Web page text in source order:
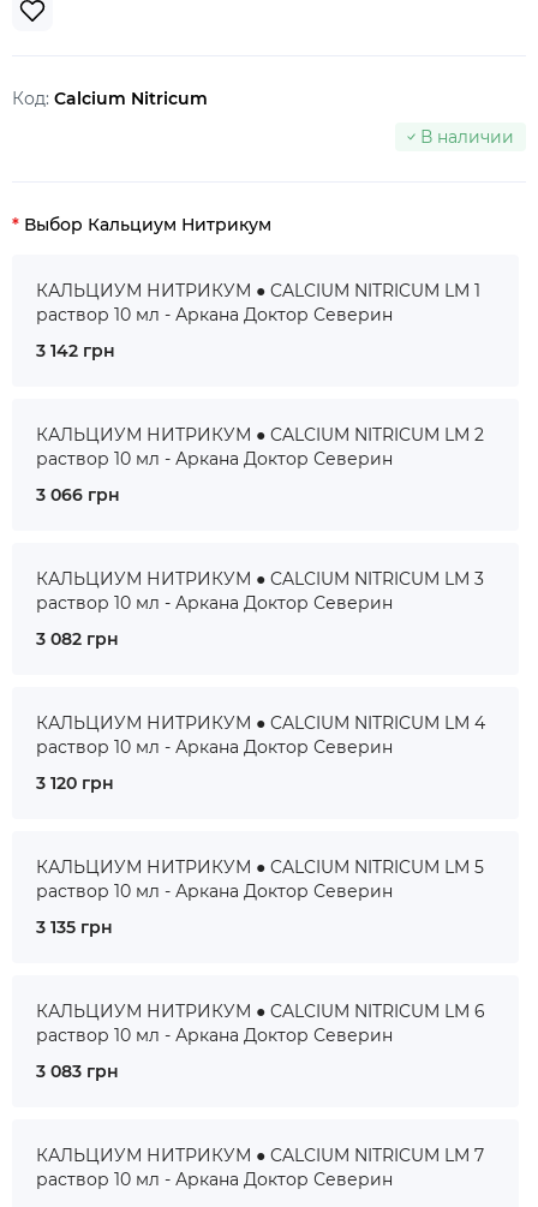
Код: Calcium Nitricum
В наличии
Выбор Кальциум Нитрикум
КАЛЬЦИУМ НИТРИКУМ ● CALCIUM NITRICUM LM 1
раствор 10 мл - Аркана Доктор Северин
3 142 грн
КАЛЬЦИУМ НИТРИКУМ ● CALCIUM NITRICUM LM 2
раствор 10 мл - Аркана Доктор Северин
3 066 грн
КАЛЬЦИУМ НИТРИКУМ ● CALCIUM NITRICUM LM 3
раствор 10 мл - Аркана Доктор Северин
3 082 грн
КАЛЬЦИУМ НИТРИКУМ ● CALCIUM NITRICUM LM 4
раствор 10 мл - Аркана Доктор Северин
3 120 грн
КАЛЬЦИУМ НИТРИКУМ ● CALCIUM NITRICUM LM 5
раствор 10 мл - Аркана Доктор Северин
3 135 грн
КАЛЬЦИУМ НИТРИКУМ ● CALCIUM NITRICUM LM 6
раствор 10 мл - Аркана Доктор Северин
3 083 грн
КАЛЬЦИУМ НИТРИКУМ ● CALCIUM NITRICUM LM 7
раствор 10 мл - Аркана Доктор Северин